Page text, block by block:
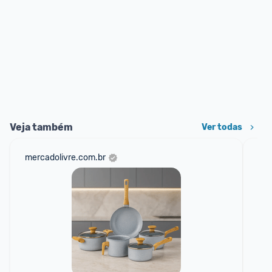
Veja também Ver todas
mercadolivre.com.br